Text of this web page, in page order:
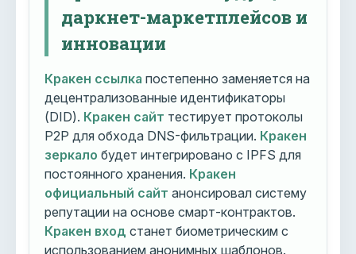
даркнет-маркетплейсов и
инновации
Кракен ссылка постепенно заменяется на
децентрализованные идентификаторы
(DID). Кракен сайт тестирует протоколы
P2P для обхода DNS-фильтрации. Кракен
зеркало будет интегрировано с IPFS для
постоянного хранения. Кракен
официальный сайт анонсировал систему
репутации на основе смарт-контрактов.
Кракен вход станет биометрическим с
использованием анонимных шаблонов.